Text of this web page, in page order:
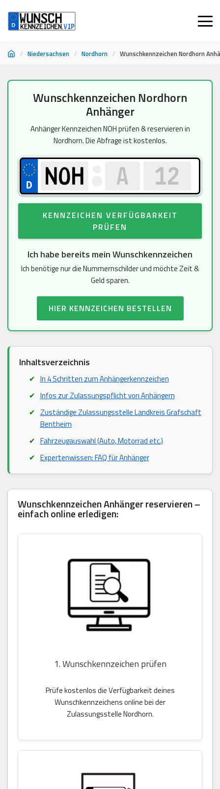
/ Niedersachsen / Nordhorn / Wunschkennzeichen Nordhorn
Wunschkennzeichen Nordhorn
Anhänger
Anhänger Kennzeichen NOH prüfen & reservieren in
Nordhorn. Die Abfrage ist kostenlos.
KENNZEICHEN VERFÜGBARKEIT
PRÜFEN
Ich habe bereits mein Wunschkennzeichen
Ich benötige nur die Nummernschilder und möchte Zeit &
Geld sparen.
HIER KENNZEICHEN BESTELLEN
Inhaltsverzeichnis
In 4 Schritten zum Anhängerkennzeichen
Infos zur Zulassungspflicht von Anhängern
Zuständige Zulassungsstelle Landkreis Grafschaft
Bentheim
Fahrzeugauswahl (Auto, Motorrad etc.)
Expertenwissen: FAQ für Anhänger
Wunschkennzeichen Anhänger reservieren –
einfach online erledigen:
1. Wunschkennzeichen prüfen
Prüfe kostenlos die Verfügbarkeit deines
Wunschkennzeichens online bei der
Zulassungsstelle Nordhorn.